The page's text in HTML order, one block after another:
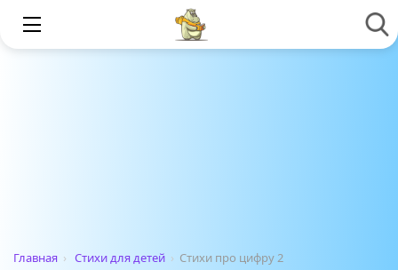
Главная › Стихи для детей › Стихи про цифру 2